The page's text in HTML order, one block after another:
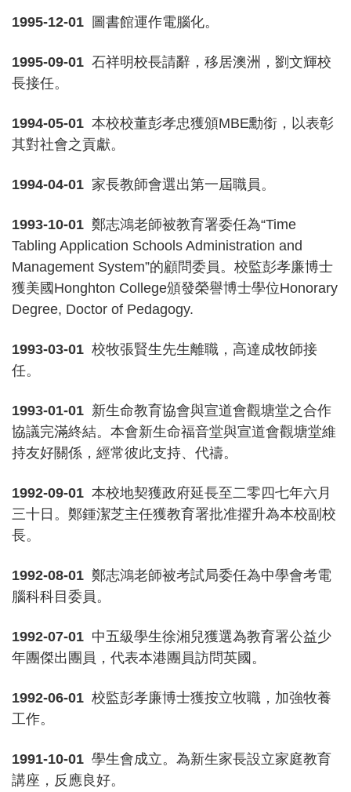
1995-12-01 圖書館運作電腦化。
1995-09-01 石祥明校長請辭，移居澳洲，劉文輝校
長接任。
1994-05-01 本校校董彭孝忠獲頒MBE勳銜，以表彰
其對社會之貢獻。
1994-04-01 家長教師會選出第一屆職員。
1993-10-01 鄭志鴻老師被教育署委任為“Time
Tabling Application Schools Administration and
Management System”的顧問委員。校監彭孝廉博士
獲美國Honghton College頒發榮譽博士學位Honorary
Degree, Doctor of Pedagogy.
1993-03-01 校牧張賢生先生離職，高達成牧師接
任。
1993-01-01 新生命教育協會與宣道會觀塘堂之合作
協議完滿終結。本會新生命福音堂與宣道會觀塘堂維
持友好關係，經常彼此支持、代禱。
1992-09-01 本校地契獲政府延長至二零四七年六月
三十日。鄭鍾潔芝主任獲教育署批准擢升為本校副校
長。
1992-08-01 鄭志鴻老師被考試局委任為中學會考電
腦科科目委員。
1992-07-01 中五級學生徐湘兒獲選為教育署公益少
年團傑出團員，代表本港團員訪問英國。
1992-06-01 校監彭孝廉博士獲按立牧職，加強牧養
工作。
1991-10-01 學生會成立。為新生家長設立家庭教育
講座，反應良好。